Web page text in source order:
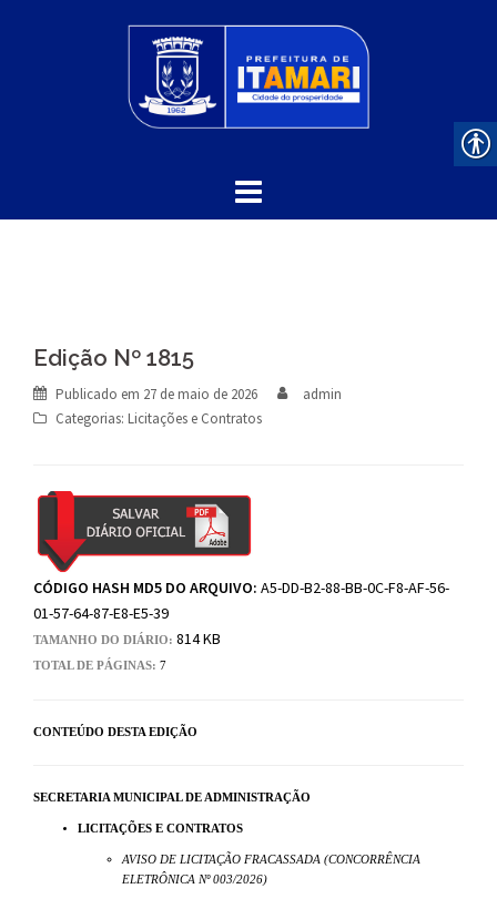
Edição Nº 1815
Publicado em 27 de maio de 2026
admin
Categorias: Licitações e Contratos
CÓDIGO HASH MD5 DO ARQUIVO: A5-DD-B2-88-BB-0C-F8-AF-56-
01-57-64-87-E8-E5-39
TAMANHO DO DIÁRIO: 814 KB
TOTAL DE PÁGINAS: 7
CONTEÚDO DESTA EDIÇÃO
SECRETARIA MUNICIPAL DE ADMINISTRAÇÃO
LICITAÇÕES E CONTRATOS
AVISO DE LICITAÇÃO FRACASSADA (CONCORRÊNCIA
ELETRÔNICA Nº 003/2026)